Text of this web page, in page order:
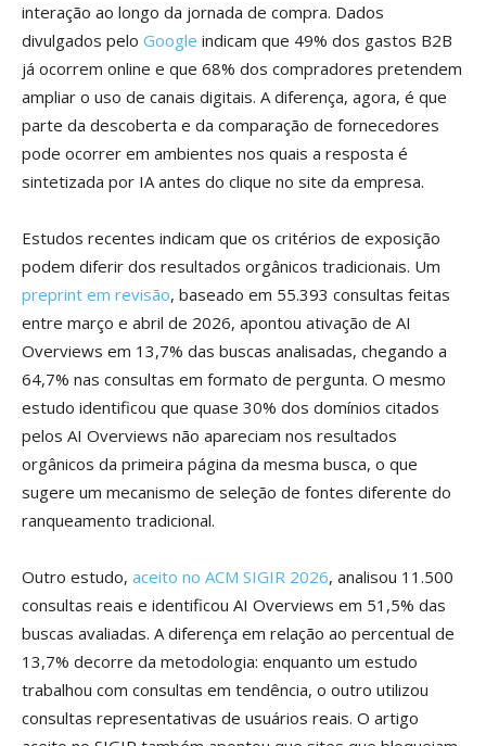
interação ao longo da jornada de compra. Dados
divulgados pelo Google indicam que 49% dos gastos B2B
já ocorrem online e que 68% dos compradores pretendem
ampliar o uso de canais digitais. A diferença, agora, é que
parte da descoberta e da comparação de fornecedores
pode ocorrer em ambientes nos quais a resposta é
sintetizada por IA antes do clique no site da empresa.
Estudos recentes indicam que os critérios de exposição
podem diferir dos resultados orgânicos tradicionais. Um
preprint em revisão, baseado em 55.393 consultas feitas
entre março e abril de 2026, apontou ativação de AI
Overviews em 13,7% das buscas analisadas, chegando a
64,7% nas consultas em formato de pergunta. O mesmo
estudo identificou que quase 30% dos domínios citados
pelos AI Overviews não apareciam nos resultados
orgânicos da primeira página da mesma busca, o que
sugere um mecanismo de seleção de fontes diferente do
ranqueamento tradicional.
Outro estudo, aceito no ACM SIGIR 2026, analisou 11.500
consultas reais e identificou AI Overviews em 51,5% das
buscas avaliadas. A diferença em relação ao percentual de
13,7% decorre da metodologia: enquanto um estudo
trabalhou com consultas em tendência, o outro utilizou
consultas representativas de usuários reais. O artigo